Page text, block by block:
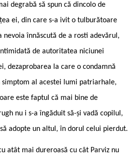
degrabă să spun că dincolo de
ei, din care s-a ivit o tulburătoare
nevoia înnăscută de a rosti adevărul,
de autoritatea niciunei
dezaprobarea la care o condamnă
al acestei lumi patriarhale,
este faptul că mai bine de
nu i s-a îngăduit să-și vadă copilul,
adopte un altul, în dorul celui pierdut.
atât mai dureroasă cu cât Parviz nu